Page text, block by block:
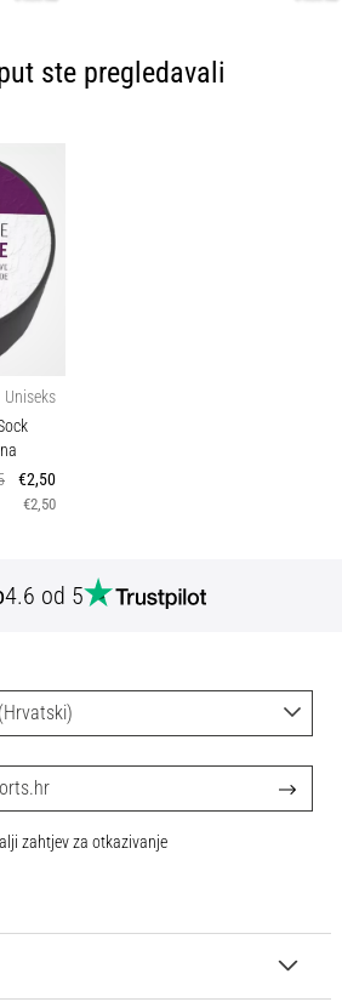
ste pregledavali
Uniseks
€2,50
€2,50
4.6 od 5
zahtjev za otkazivanje